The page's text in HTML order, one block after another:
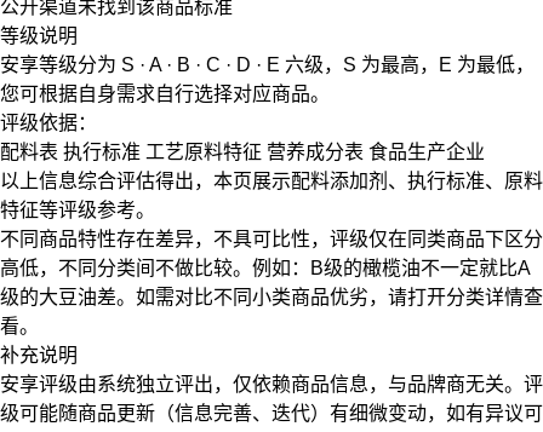
公开渠道未找到该商品标准
等级说明
安享等级分为 S · A · B · C · D · E 六级， S 为最高， E 为最低，
您可根据自身需求自行选择对应商品。
评级依据：
配料表 执行标准 工艺原料特征 营养成分表 食品生产企业
以上信息综合评估得出，本页展示配料添加剂 、 执行标准、 原料
特征等评级参考。
不同商品特性存在差异，不具可比性，评级仅在 同类商品下区分
高低，不同分类间不做比较。例如：B级的橄榄油不一定就比A
级的大豆油差。如需对比不同小类商品优劣，请打开分类详情查
看。
补充说明
安享评级由系统独立评出，仅依赖商品信息， 与品牌商无关。评
级可能随商品更新（信息完善、迭代）有细微变动，如有异议可